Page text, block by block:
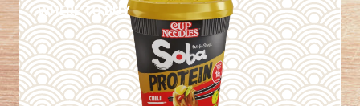
WHERE TO BUY